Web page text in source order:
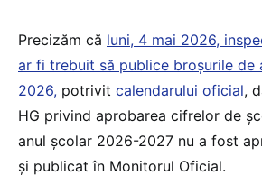
Precizăm că luni, 4 mai 2026,
ar fi trebuit să publice broșurile de
2026, potrivit calendarului oficial,
HG privind aprobarea cifrelor de
anul școlar 2026-2027 nu a fost
și publicat în Monitorul Oficial.